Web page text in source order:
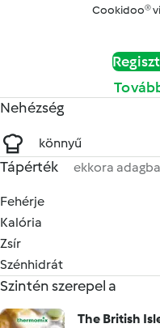
Cookidoo®
Nehézség
könnyű
Tápérték ekkora
Fehérje
Kalória
Zsír
Szénhidrát
Szintén szerepel a
The British